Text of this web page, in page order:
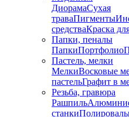
ДиорамаСухая
траваПигменты
средстваКраска
Папки, пеналы
ПапкиПортфолио
Пастель, мелки
МелкиВосковые
пастельГрафит в
Резьба, гравюра
Рашпиль
станки